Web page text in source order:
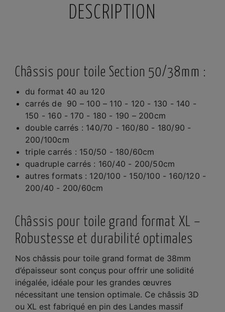
DESCRIPTION
Châssis pour toile Section 50/38mm :
du format 40 au 120
carrés de 90 – 100 – 110 - 120 - 130 - 140 -
150 - 160 - 170 - 180 - 190 – 200cm
double carrés : 140/70 - 160/80 - 180/90 -
200/100cm
triple carrés : 150/50 - 180/60cm
quadruple carrés : 160/40 - 200/50cm
autres formats : 120/100 - 150/100 - 160/120 -
200/40 - 200/60cm
Châssis pour toile grand format XL –
Robustesse et durabilité optimales
Nos châssis pour toile grand format de 38mm
d’épaisseur sont conçus pour offrir une solidité
inégalée, idéale pour les grandes œuvres
nécessitant une tension optimale. Ce châssis 3D
ou XL est fabriqué en pin des Landes massif